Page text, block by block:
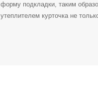
форму подкладки, таким
утеплителем курточка не